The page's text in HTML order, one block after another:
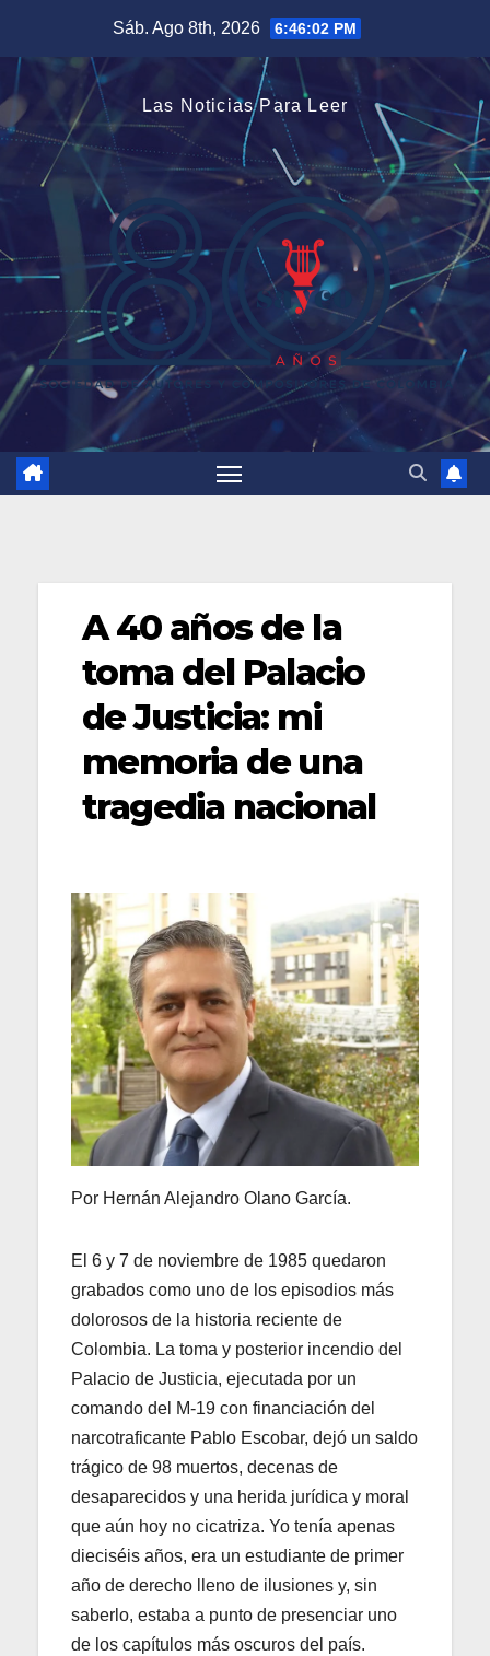
contenido
Sáb. Ago 8th, 2026 6:46:03 PM
Las Noticias Para Leer
A 40 años de la
toma del Palacio
de Justicia: mi
memoria de una
tragedia nacional
Por Hernán Alejandro Olano García.
El 6 y 7 de noviembre de 1985 quedaron
grabados como uno de los episodios más
dolorosos de la historia reciente de
Colombia. La toma y posterior incendio del
Palacio de Justicia, ejecutada por un
comando del M-19 con financiación del
narcotraficante Pablo Escobar, dejó un saldo
trágico de 98 muertos, decenas de
desaparecidos y una herida jurídica y moral
que aún hoy no cicatriza. Yo tenía apenas
dieciséis años, era un estudiante de primer
año de derecho lleno de ilusiones y, sin
saberlo, estaba a punto de presenciar uno
de los capítulos más oscuros del país.